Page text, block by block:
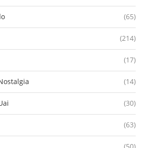
(65)
(214)
(17)
(14)
(30)
(63)